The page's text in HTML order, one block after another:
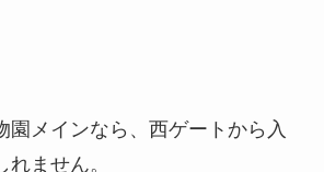
園メインなら、西ゲートから入
ません。